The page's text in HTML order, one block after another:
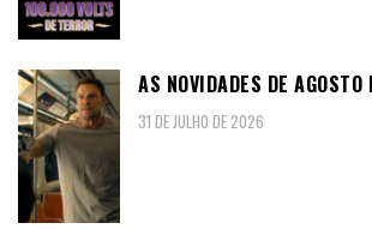
AS NOVIDADES DE
31 DE JULHO DE 2026